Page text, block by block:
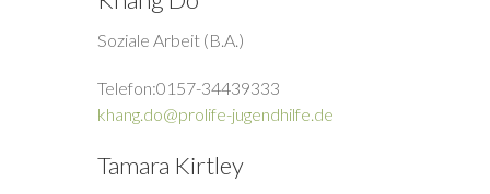
Soziale Arbeit (B.A.)
Telefon:0157-34439333
khang.do@prolife-jugendhilfe.de
Tamara Kirtley